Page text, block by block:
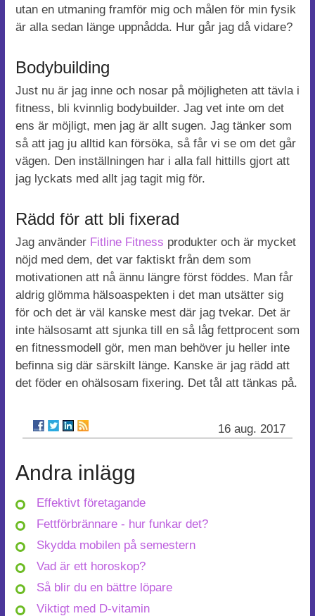
utan en utmaning framför mig och målen för min fysik
är alla sedan länge uppnådda. Hur går jag då vidare?
Bodybuilding
Just nu är jag inne och nosar på möjligheten att tävla i
fitness, bli kvinnlig bodybuilder. Jag vet inte om det
ens är möjligt, men jag är allt sugen. Jag tänker som
så att jag ju alltid kan försöka, så får vi se om det går
vägen. Den inställningen har i alla fall hittills gjort att
jag lyckats med allt jag tagit mig för.
Rädd för att bli fixerad
Jag använder Fitline Fitness produkter och är mycket
nöjd med dem, det var faktiskt från dem som
motivationen att nå ännu längre först föddes. Man får
aldrig glömma hälsoaspekten i det man utsätter sig
för och det är väl kanske mest där jag tvekar. Det är
inte hälsosamt att sjunka till en så låg fettprocent som
en fitnessmodell gör, men man behöver ju heller inte
befinna sig där särskilt länge. Kanske är jag rädd att
det föder en ohälsosam fixering. Det tål att tänkas på.
16 aug. 2017
Andra inlägg
Effektivt företagande
Fettförbrännare - hur funkar det?
Skydda mobilen på semestern
Vad är ett horoskop?
Så blir du en bättre löpare
Viktigt med D-vitamin